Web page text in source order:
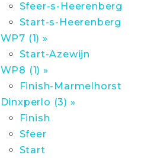
Sfeer-s-Heerenberg
Start-s-Heerenberg
WP7 (1) »
Start-Azewijn
WP8 (1) »
Finish-Marmelhorst
Dinxperlo (3) »
Finish
Sfeer
Start